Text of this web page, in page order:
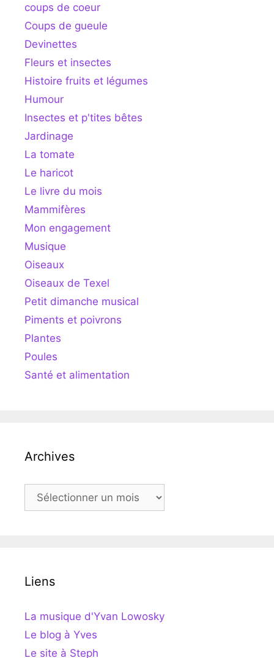
coups de coeur
Coups de gueule
Devinettes
Fleurs et insectes
Histoire fruits et légumes
Humour
Insectes et p'tites bêtes
Jardinage
La tomate
Le haricot
Le livre du mois
Mammifères
Mon engagement
Musique
Oiseaux
Oiseaux de Texel
Petit dimanche musical
Piments et poivrons
Plantes
Poules
Santé et alimentation
Archives
Archives
Liens
La musique d'Yvan Lowosky
Le blog à Yves
Le site à Steph